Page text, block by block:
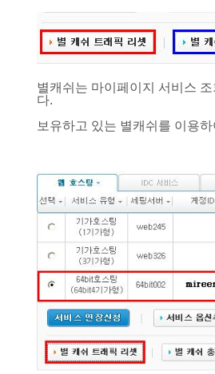
별캐쉬는 마이페이지 서비스
다.
보유하고 있는 별캐쉬를 이용